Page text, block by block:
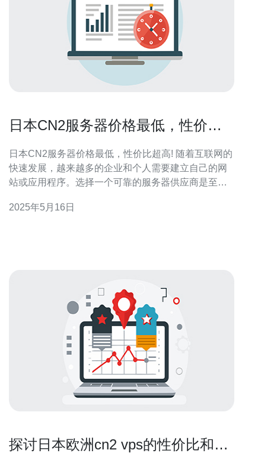
日本CN2服务器价格最低，性价比
日本CN2服务器价格最低，性价比超高! 随着互联网的
快速发展，越来越多的企业和个人需要建立自己的网
站或应用程序。选择一个可靠的服务器供应商是至关
而备受关注。 日本CN2服务器是指服务器所处的网络
2025年5月16日
探讨日本欧洲cn2 vps的性价比和使